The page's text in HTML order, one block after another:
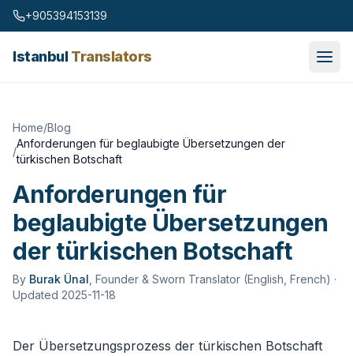
Skip to content
+905394153139
IstanbulTranslators
Home/Blog
/
Anforderungen für beglaubigte Übersetzungen der
türkischen Botschaft
Anforderungen für
beglaubigte Übersetzungen
der türkischen Botschaft
By Burak Ünal Founder & Sworn Translator (English, French) ·
Updated 2025-11-18
Der Übersetzungsprozess der türkischen Botschaft